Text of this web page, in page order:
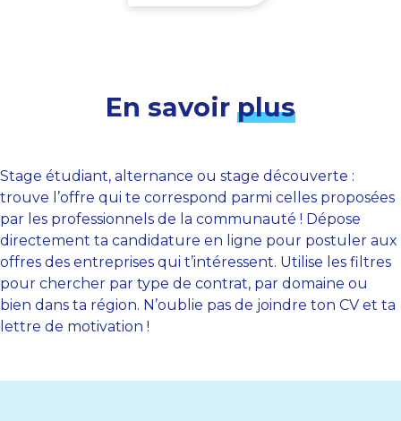
En savoir plus
Stage étudiant, alternance ou stage découverte :
trouve l’offre qui te correspond parmi celles proposées
par les professionnels de la communauté ! Dépose
directement ta candidature en ligne pour postuler aux
offres des entreprises qui t’intéressent. Utilise les filtres
pour chercher par type de contrat, par domaine ou
bien dans ta région. N’oublie pas de joindre ton CV et ta
lettre de motivation !